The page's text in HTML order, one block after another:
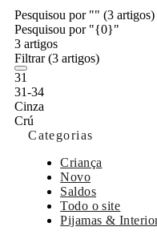
Pesquisou por "" (3 artigos)
Pesquisou por "{0}"
3 artigos
Filtrar(3 artigos)
31
31-34
Cinza
Crú
Categorias
Criança
Novo
Saldos
Todo o site
Pijamas &